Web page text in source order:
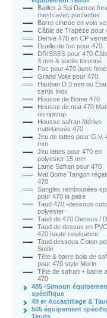
Bailles à Spi Dacron
mesh avec pochettes
Barre cintrée en vois
Câble de Trapèze pour
Derive 470 en CP vernis
Draille de foc pour 470
DRISSES pour 470
3 mm & textile toronné
Foc pour 470 avec
Grand Voile pour 470
Hauban D 3 mm ou
sertis Inox
Housse de Bome 470
Housse de mat 470
ou ripstop
Housse safran /dérive
matelassée 470
Jeu de lattes pour G.V.
mm
Jeu lattes pour 470 en
polyester 15 mm
Lame Safran pour 470
Mat Bome Tangon
470
Sangles rembourées
pour 470 la paire
Taud 470 -dessous
polyester
Taud de 470 Dessus /
Taud de dessus en
470 haute resistance
Taud dessous Coton
Soldé
Tête & barre bois de
pour 470 style Morin
Tête de safran + barre
470
485 -Simoun
spécifique
49 er Accastillage &
505 équipement
Tauds